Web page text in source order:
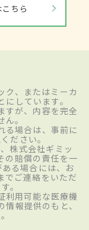
ちら
ク、またはミーカ
しています。
すが、内容を完全
。
る場合は、事前に
ださい。
株式会社ギミッ
の賠償の責任を一
る場合には、お
でご連絡をいただ
。
利用可能な医療機
報提供のもと、